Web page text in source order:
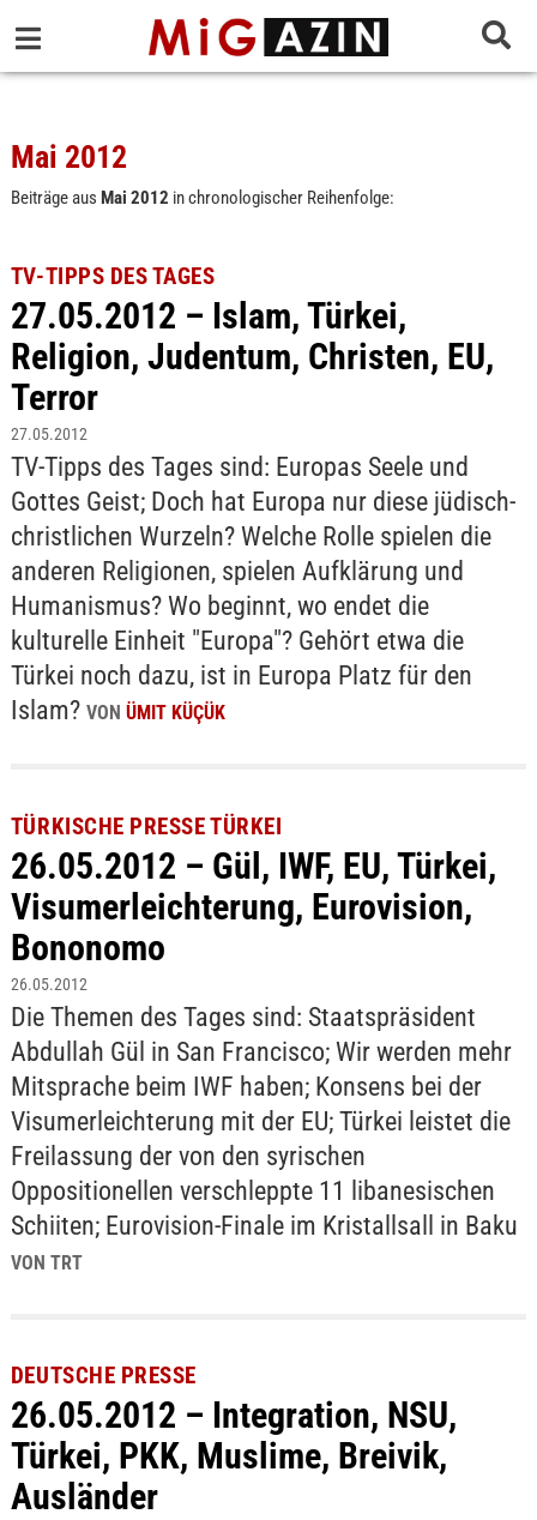
Mai 2012
Beiträge aus Mai 2012 in chronologischer Reihenfolge:
TV-TIPPS DES TAGES
27.05.2012 – Islam, Türkei,
Religion, Judentum, Christen, EU,
Terror
27.05.2012
TV-Tipps des Tages sind: Europas Seele und
Gottes Geist; Doch hat Europa nur diese jüdisch-
christlichen Wurzeln? Welche Rolle spielen die
anderen Religionen, spielen Aufklärung und
Humanismus? Wo beginnt, wo endet die
kulturelle Einheit "Europa"? Gehört etwa die
Türkei noch dazu, ist in Europa Platz für den
Islam? VON ÜMIT KÜÇÜK
TÜRKISCHE PRESSE TÜRKEI
26.05.2012 – Gül, IWF, EU, Türkei,
Visumerleichterung, Eurovision,
Bononomo
26.05.2012
Die Themen des Tages sind: Staatspräsident
Abdullah Gül in San Francisco; Wir werden mehr
Mitsprache beim IWF haben; Konsens bei der
Visumerleichterung mit der EU; Türkei leistet die
Freilassung der von den syrischen
Oppositionellen verschleppte 11 libanesischen
Schiiten; Eurovision-Finale im Kristallsall in Baku
VON TRT
DEUTSCHE PRESSE
26.05.2012 – Integration, NSU,
Türkei, PKK, Muslime, Breivik,
Ausländer